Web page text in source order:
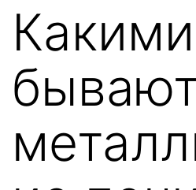
Какими